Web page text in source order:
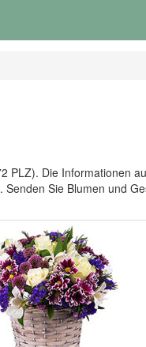
PLZ). Die Informationen
Sie Blumen und